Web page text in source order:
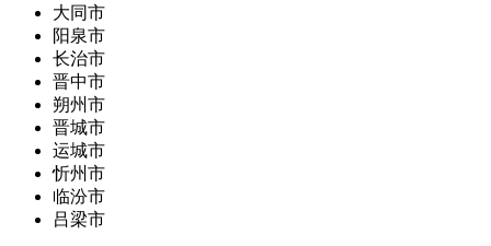
大同市
阳泉市
长治市
晋中市
朔州市
晋城市
运城市
忻州市
临汾市
吕梁市